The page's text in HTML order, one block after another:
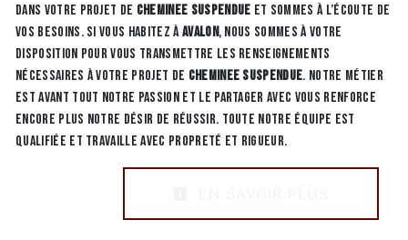
dans votre projet de Cheminee suspendue et sommes à l’écoute de
vos besoins. Si vous habitez àAvalon, nous sommes à votre
disposition pour vous transmettre les renseignements
nécessaires à votre projet de Cheminee suspendue. Notre métier
est avant tout notre passion et le partager avec vous renforce
encore plus notre désir de réussir. Toute notre équipe est
qualifiée et travaille avec propreté et rigueur.